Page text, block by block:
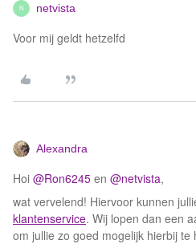
N netvista
Voor mij geldt hetzelfd
Alexandra
Hoi @Ron6245 en @netvista,
wat vervelend! Hiervoor kunnen
klantenservice. Wij lopen dan een
om jullie zo goed mogelijk hierbij te